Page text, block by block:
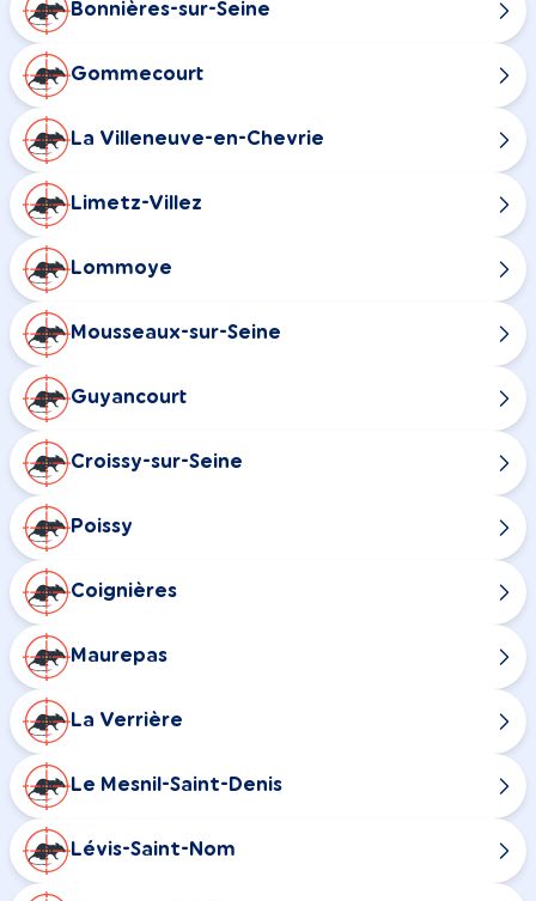
Bonnières-sur-Seine
Gommecourt
La Villeneuve-en-Chevrie
Limetz-Villez
Lommoye
Mousseaux-sur-Seine
Guyancourt
Croissy-sur-Seine
Poissy
Coignières
Maurepas
La Verrière
Le Mesnil-Saint-Denis
Lévis-Saint-Nom